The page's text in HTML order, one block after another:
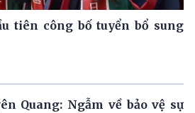
tiên công bố tuyển bổ sung
Quang: Ngẫm về bảo vệ sự